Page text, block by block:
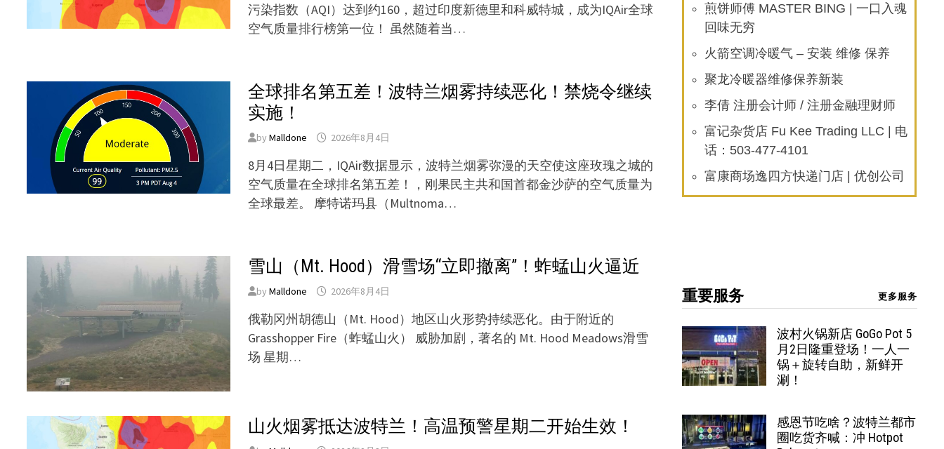
污染指数（AQI）达到约160，超过印度新德里和科威特城，成为IQAir全球
空气质量排行榜第一位！ 虽然随着当…
全球排名第五差！波特兰烟雾持续恶化！禁烧令继续
实施！
byMalldone 2026年8月4日
8月4日星期二，IQAir数据显示，波特兰烟雾弥漫的天空使这座玫瑰之城的
空气质量在全球排名第五差！，刚果民主共和国首都金沙萨的空气质量为
全球最差。 摩特诺玛县（Multnoma…
雪山（Mt. Hood）滑雪场“立即撤离”！蚱蜢山火逼近
byMalldone 2026年8月4日
俄勒冈州胡德山（Mt. Hood）地区山火形势持续恶化。由于附近的
Grasshopper Fire（蚱蜢山火） 威胁加剧，著名的 Mt. Hood Meadows滑雪
场 星期…
山火烟雾抵达波特兰！高温预警星期二开始生效！
煎饼师傅 MASTER BING | 一口入魂
回味无穷
火箭空调冷暖气 – 安装 维修 保养
聚龙冷暖器维修保养新装
李倩 注册会计师 / 注册金融理财师
富记杂货店 Fu Kee Trading LLC | 电
话：503-477-4101
富康商场逸四方快递门店 | 优创公司
重要服务 更多服务
波村火锅新店 GoGo Pot 5
月2日隆重登场！一人一
锅＋旋转自助，新鲜开
涮！
感恩节吃啥？波特兰都市
圈吃货齐喊：冲 Hotpot